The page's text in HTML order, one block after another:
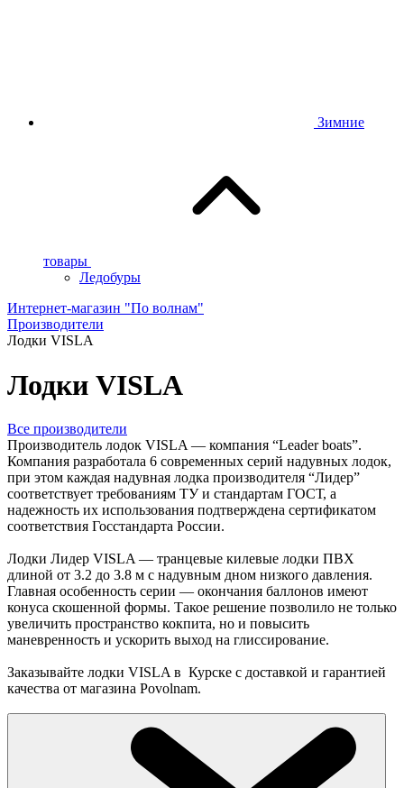
Зимние
товары
Ледобуры
Интернет-магазин "По волнам"
Производители
Лодки VISLA
Лодки VISLA
Все производители
Производитель лодок VISLA — компания “Leader boats”.
Компания разработала 6 современных серий надувных лодок,
при этом каждая надувная лодка производителя “Лидер”
соответствует требованиям ТУ и стандартам ГОСТ, а
надежность их использования подтверждена сертификатом
соответствия Госстандарта России.
Лодки Лидер VISLA — транцевые килевые лодки ПВХ
длиной от 3.2 до 3.8 м с надувным дном низкого давления.
Главная особенность серии — окончания баллонов имеют
конуса скошенной формы. Такое решение позволило не только
увеличить пространство кокпита, но и повысить
маневренность и ускорить выход на глиссирование.
Заказывайте лодки VISLA в Курске с доставкой и гарантией
качества от магазина Povolnam.